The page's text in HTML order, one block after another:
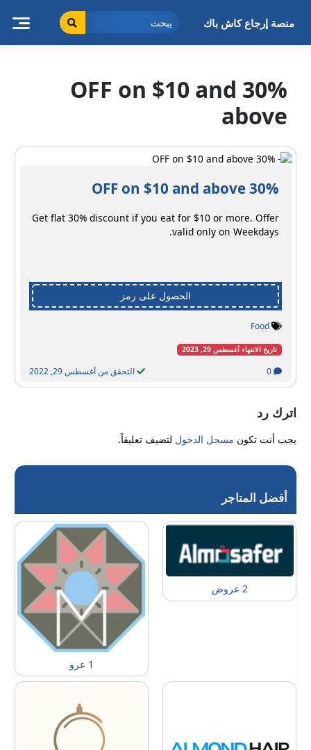
منصة إرجاع كاش باك
30% OFF on $10 and
above
30% OFF on $10 and above
Get flat 30% discount if you eat for $10 or more. Offer
valid only on Weekdays.
الحصول على رمز
Food
تاريخ الانتهاء أغسطس 29, 2023
التحقق من أغسطس 29, 2022 0
اترك رد
يجب أنت تكون مسجل الدخول لتضيف تعليقاً.
أفضل المتاجر
2 عروض
1 عرو